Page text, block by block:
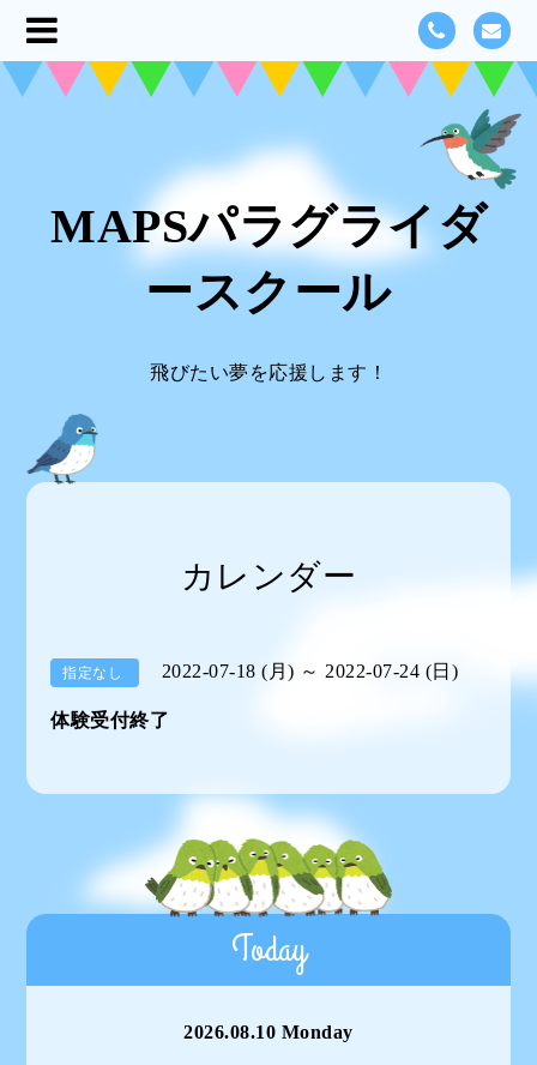
MAPSパラグライダ
ースクール
飛びたい夢を応援します！
カレンダー
指定なし 2022-07-18 (月) ～ 2022-07-24 (日)
体験受付終了
Today
2026.08.10 Monday